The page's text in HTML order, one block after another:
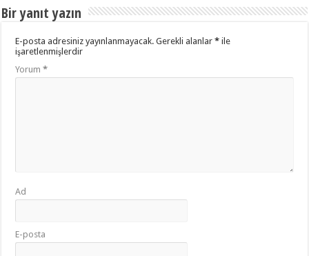
Bir yanıt yazın
E-posta adresiniz yayınlanmayacak. Gerekli alanlar* ile
işaretlenmişlerdir
Yorum*
Ad
E-posta